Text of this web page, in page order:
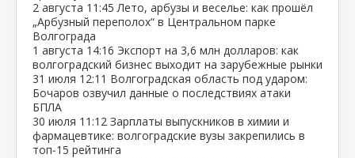
2 августа 11:45 Лето, арбузы и веселье: как прошёл
„Арбузный переполох“ в Центральном парке
Волгограда
1 августа 14:16 Экспорт на 3,6 млн долларов: как
волгоградский бизнес выходит на зарубежные рынки
31 июля 12:11 Волгоградская область под ударом:
Бочаров озвучил данные о последствиях атаки
БПЛА
30 июля 11:12 Зарплаты выпускников в химии и
фармацевтике: волгоградские вузы закрепились в
топ‑15 рейтинга